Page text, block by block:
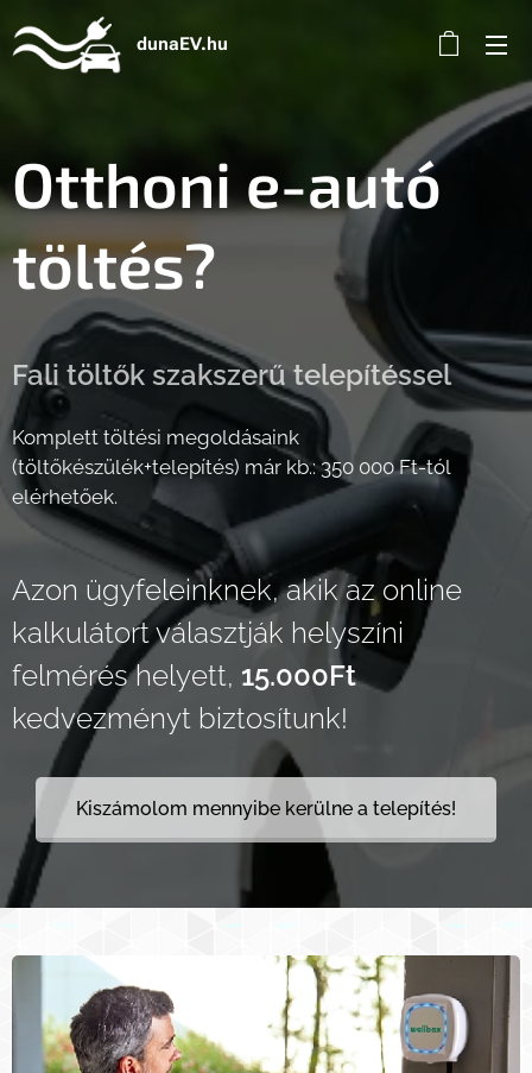
dunaEV.hu
Otthoni e-autó
töltés?
Fali töltők szakszerű telepítéssel
Komplett töltési megoldásaink
(töltőkészülék+telepítés) már kb.: 350 000 Ft-tól
elérhetőek.
Azon ügyfeleinknek, akik az online
kalkulátort választják helyszíni
felmérés helyett, 15.000Ft
kedvezményt biztosítunk!
Kiszámolom mennyibe kerülne a telepítés!